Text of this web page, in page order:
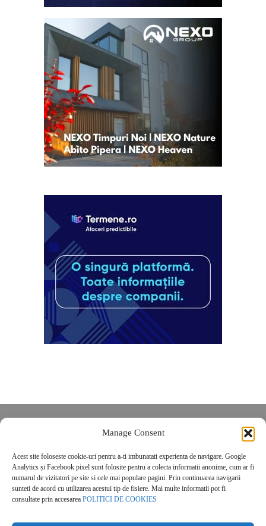
Manage Consent
Acest site foloseste cookie-uri pentru a-ti imbunatati experienta de navigare. Google
Analytics și Facebook pixel sunt folosite pentru a colecta informatii anonime, cum ar fi
numarul de vizitatori pe site si cele mai populare pagini. Prin continuarea navigarii
sunteti de acord cu utilizarea acestui tip de fisiere. Mai multe informatii pot fi
consultate prin accesarea POLITICI DE COOKIES
POLITICĂ DE CONFIDENȚIALITATE
Politica de cookies